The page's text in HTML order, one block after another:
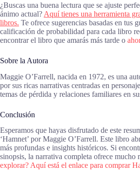
¿Buscas una buena lectura que se ajuste
ánimo actual? Aquí tienes una herramienta
libros. Te ofrece sugerencias basadas en tus
calificación de probabilidad para cada libro
encontrar el libro que amarás más tarde o
Sobre la Autora
Maggie O’Farrell, nacida en 1972, es una
por sus ricas narrativas centradas en
temas de pérdida y relaciones familiares en
Conclusión
Esperamos que hayas disfrutado de este
‘Hamnet’ por Maggie O’Farrell. Este libro
más profundas e insights históricos. Si
sinopsis, la narrativa completa ofrece mucho
explorar? Aquí está el enlace para comprar